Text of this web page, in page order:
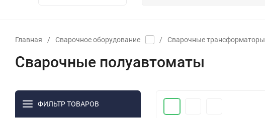
Главная / Сварочное оборудование / Сварочные трансформаторы
Сварочные полуавтоматы
ФИЛЬТР ТОВАРОВ